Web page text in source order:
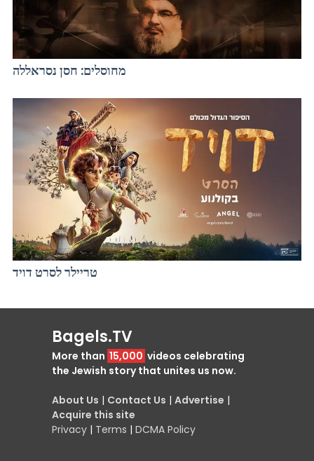
מחוסלים: חסן נסראללה
טריילר לסרט דויד
Bagels.TV
More than 15,000 videos celebrating
the Jewish story that unites us now.
About Us | Contact Us | Advertise |
Acquire this site
Privacy | Terms | DCMA Policy